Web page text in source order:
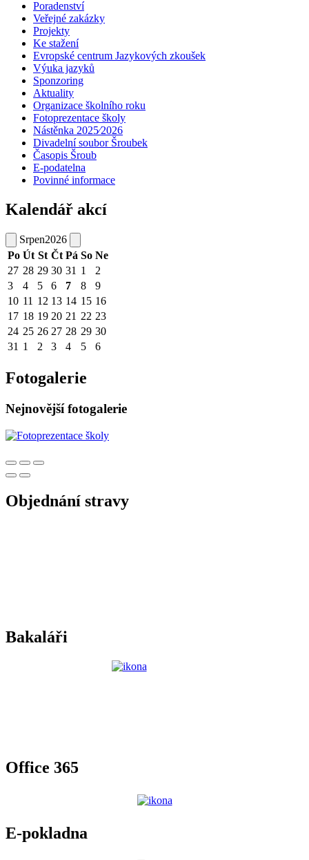
Poradenství
Veřejné zakázky
Projekty
Ke stažení
Evropské centrum Jazykových zkoušek
Výuka jazyků
Sponzoring
Aktuality
Organizace školního roku
Fotoprezentace školy
Nástěnka 2025⁄2026
Divadelní soubor Šroubek
Časopis Šroub
E-podatelna
Povinné informace
Kalendář akcí
Srpen2026
Po Út St Čt Pá So Ne
27 28 29 30 31 1
2
3
4 5 6 7 8
9
10 11 12 13 14 15 16
17 18 19 20 21 22 23
24 25 26 27 28 29 30
31 1 2 3 4 5 6
Fotogalerie
Nejnovější fotogalerie
Objednání stravy
Bakaláři
Office 365
E-pokladna